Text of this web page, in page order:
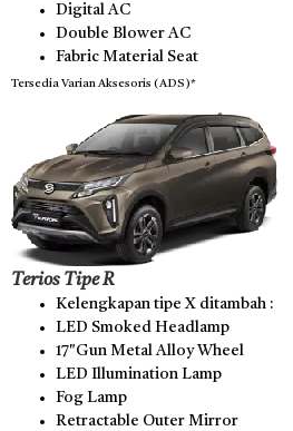
Digital AC
Double Blower AC
Fabric Material Seat
Tersedia Varian Aksesoris (ADS)*
Terios Tipe R
Kelengkapan tipe X ditambah :
LED Smoked Headlamp
17″Gun Metal Alloy Wheel
LED Illumination Lamp
Fog Lamp
Retractable Outer Mirror